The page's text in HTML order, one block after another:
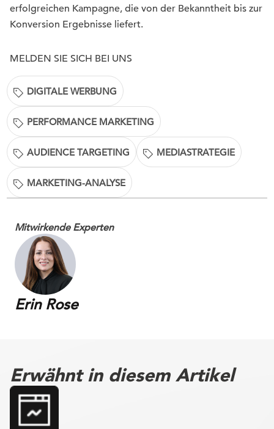
erfolgreichen Kampagne, die von der Bekanntheit bis zur
Konversion Ergebnisse liefert.
MELDEN SIE SICH BEI UNS
DIGITALE WERBUNG
PERFORMANCE MARKETING
AUDIENCE TARGETING MEDIASTRATEGIE
MARKETING-ANALYSE
Mitwirkende Experten
Erin Rose
Erwähnt in diesem Artikel